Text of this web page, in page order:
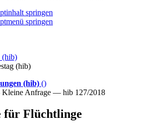
springen
springen
(hib)
(hib)
(hib) ()
Anfrage — hib 127/2018
für Flüchtlinge